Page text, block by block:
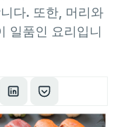
다. 또한, 머리와
일품인 요리입니